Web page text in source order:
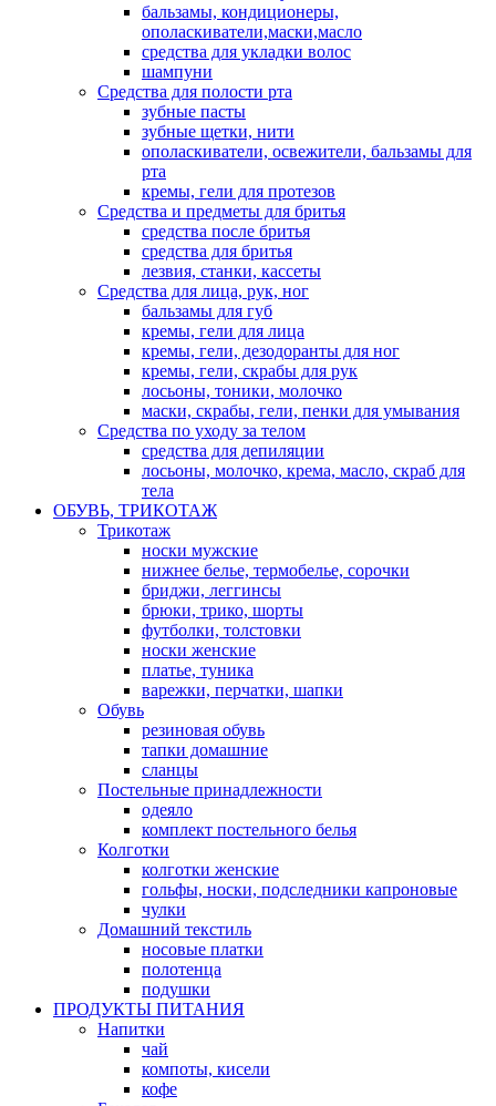
бальзамы, кондиционеры,
ополаскиватели,маски,масло
средства для укладки волос
шампуни
Средства для полости рта
зубные пасты
зубные щетки, нити
ополаскиватели, освежители, бальзамы для
рта
кремы, гели для протезов
Средства и предметы для бритья
средства после бритья
средства для бритья
лезвия, станки, кассеты
Средства для лица, рук, ног
бальзамы для губ
кремы, гели для лица
кремы, гели, дезодоранты для ног
кремы, гели, скрабы для рук
лосьоны, тоники, молочко
маски, скрабы, гели, пенки для умывания
Средства по уходу за телом
средства для депиляции
лосьоны, молочко, крема, масло, скраб для
тела
ОБУВЬ, ТРИКОТАЖ
Трикотаж
носки мужские
нижнее белье, термобелье, сорочки
бриджи, леггинсы
брюки, трико, шорты
футболки, толстовки
носки женские
платье, туника
варежки, перчатки, шапки
Обувь
резиновая обувь
тапки домашние
сланцы
Постельные принадлежности
одеяло
комплект постельного белья
Колготки
колготки женские
гольфы, носки, подследники капроновые
чулки
Домашний текстиль
носовые платки
полотенца
подушки
ПРОДУКТЫ ПИТАНИЯ
Напитки
чай
компоты, кисели
кофе